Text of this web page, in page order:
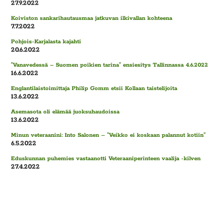
27.9.2022
Koiviston sankarihautausmaa jatkuvan ilkivallan kohteena
7.7.2022
Pohjois-Karjalasta kajahti
20.6.2022
”Vanavedessä – Suomen poikien tarina” ensiesitys Tallinnassa 4.6.2022
16.6.2022
Englantilaistoimittaja Philip Gomm etsii Kollaan taistelijoita
13.6.2022
Asemasota oli elämää juoksuhaudoissa
13.6.2022
Minun veteraanini: Into Salonen – ”Veikko ei koskaan palannut kotiin”
6.5.2022
Eduskunnan puhemies vastaanotti Veteraaniperinteen vaalija -kilven
27.4.2022